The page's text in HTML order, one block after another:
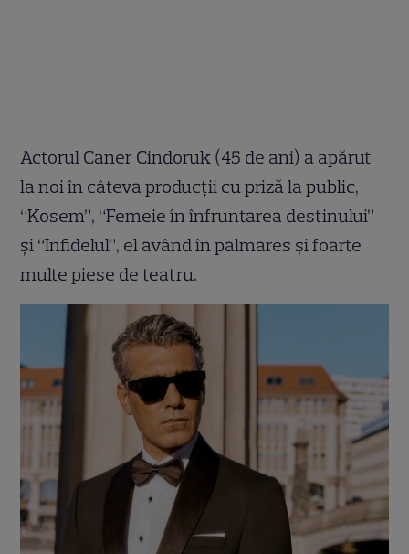
Actorul Caner Cindoruk (45 de ani) a apărut
la noi în câteva producții cu priză la public,
“Kosem”, “Femeie în înfruntarea destinului”
și “Infidelul”, el având în palmares și foarte
multe piese de teatru.